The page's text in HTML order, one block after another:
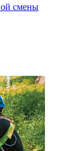
смены